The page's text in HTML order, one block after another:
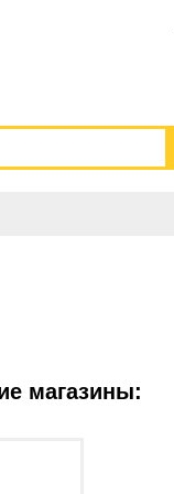
магазины: